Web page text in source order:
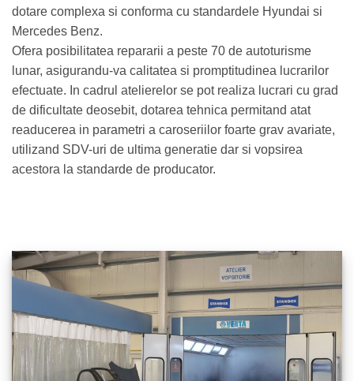
dotare complexa si conforma cu standardele Hyundai si
Mercedes Benz.
Ofera posibilitatea repararii a peste 70 de autoturisme
lunar, asigurandu-va calitatea si promptitudinea lucrarilor
efectuate. In cadrul atelierelor se pot realiza lucrari cu grad
de dificultate deosebit, dotarea tehnica permitand atat
readucerea in parametri a caroseriilor foarte grav avariate,
utilizand SDV-uri de ultima generatie dar si vopsirea
acestora la standarde de producator.